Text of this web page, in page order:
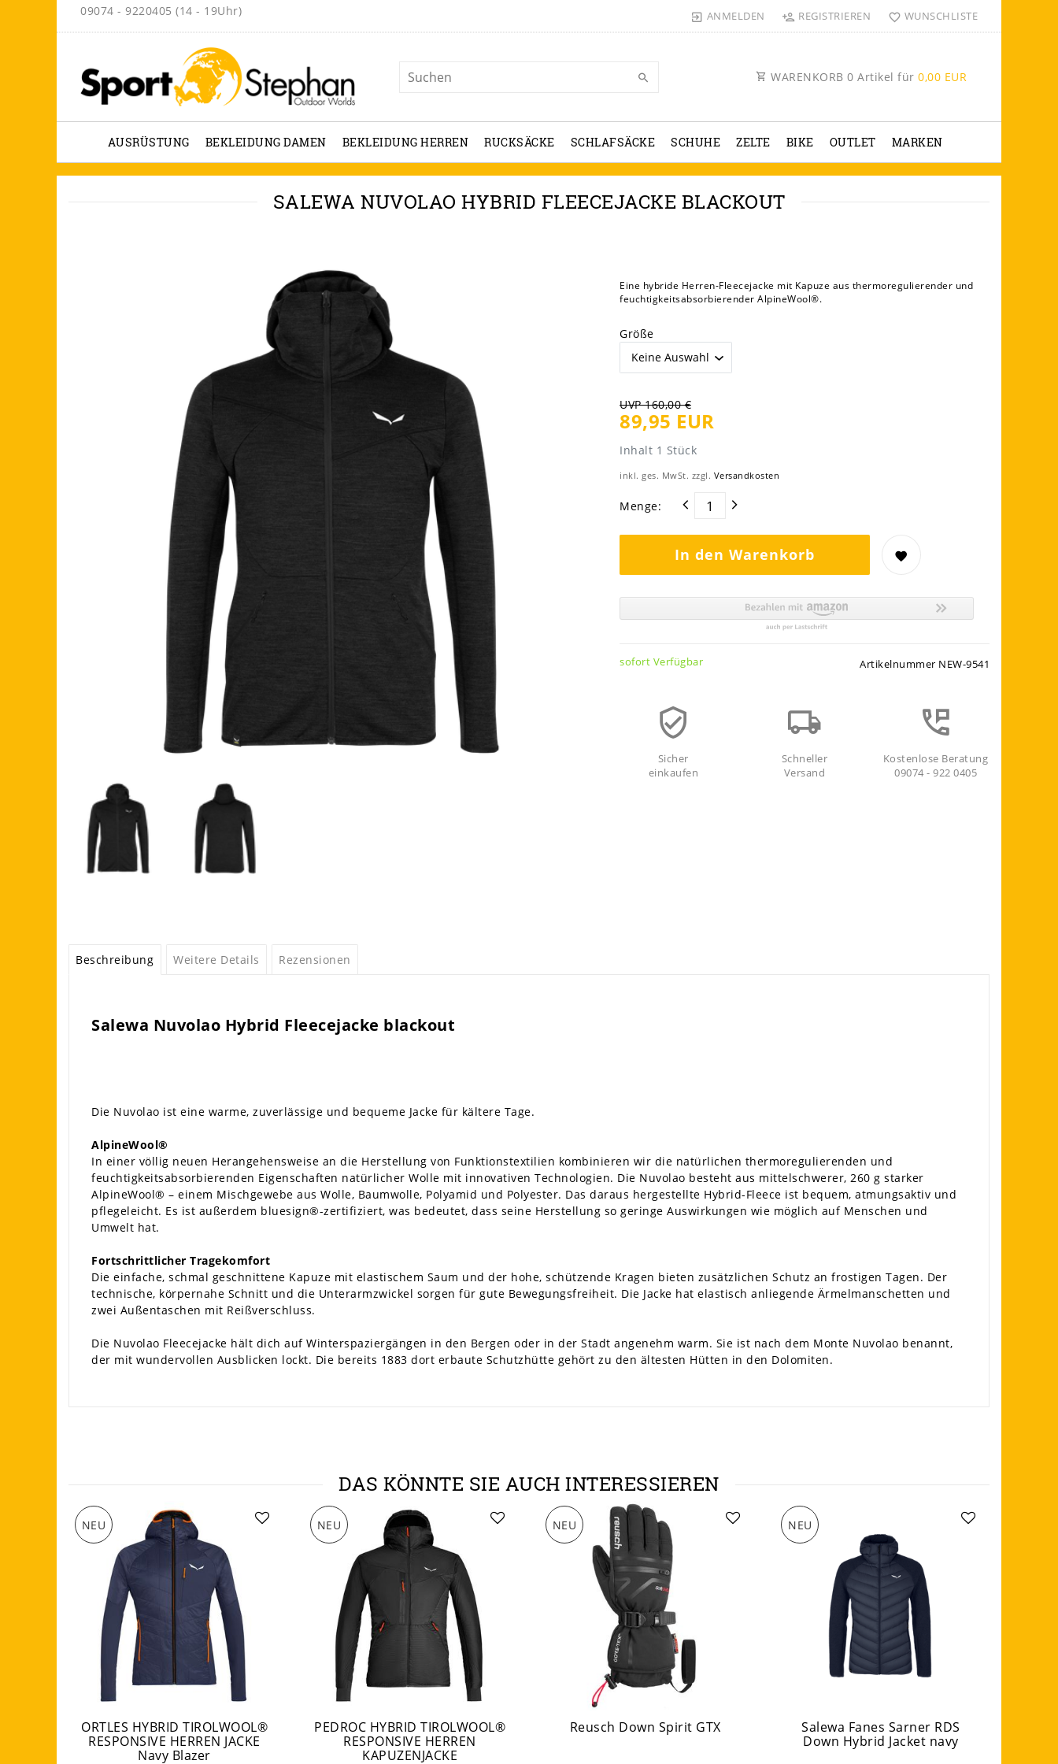
09074 - 9220405 (14 - 19Uhr) ANMELDEN REGISTRIEREN WUNSCHLISTE
WARENKORB 0 Artikel für 0,00 EUR
AUSRÜSTUNG BEKLEIDUNG DAMEN BEKLEIDUNG HERREN RUCKSÄCKE SCHLAFSÄCKE SCHUHE ZELTE BIKE OUTLET MARKEN
SALEWA NUVOLAO HYBRID FLEECEJACKE BLACKOUT
Eine hybride Herren-Fleecejacke mit Kapuze aus thermoregulierender und
feuchtigkeitsabsorbierender AlpineWool®.
Größe
UVP 160,00 €
89,95 EUR
Inhalt 1 Stück
inkl. ges. MwSt. zzgl. Versandkosten
Menge:
In den Warenkorb
sofort Verfügbar Artikelnummer NEW-9541
Sicher
einkaufen
Schneller
Versand
Kostenlose Beratung
09074 - 922 0405
Beschreibung Weitere Details Rezensionen
Salewa Nuvolao Hybrid Fleecejacke blackout
Die Nuvolao ist eine warme, zuverlässige und bequeme Jacke für kältere Tage.
AlpineWool®
In einer völlig neuen Herangehensweise an die Herstellung von Funktionstextilien kombinieren wir die natürlichen thermoregulierenden und
feuchtigkeitsabsorbierenden Eigenschaften natürlicher Wolle mit innovativen Technologien. Die Nuvolao besteht aus mittelschwerer, 260 g starker
AlpineWool® – einem Mischgewebe aus Wolle, Baumwolle, Polyamid und Polyester. Das daraus hergestellte Hybrid-Fleece ist bequem, atmungsaktiv und
pflegeleicht. Es ist außerdem bluesign®-zertifiziert, was bedeutet, dass seine Herstellung so geringe Auswirkungen wie möglich auf Menschen und
Umwelt hat.
Fortschrittlicher Tragekomfort
Die einfache, schmal geschnittene Kapuze mit elastischem Saum und der hohe, schützende Kragen bieten zusätzlichen Schutz an frostigen Tagen. Der
technische, körpernahe Schnitt und die Unterarmzwickel sorgen für gute Bewegungsfreiheit. Die Jacke hat elastisch anliegende Ärmelmanschetten und
zwei Außentaschen mit Reißverschluss.
Die Nuvolao Fleecejacke hält dich auf Winterspaziergängen in den Bergen oder in der Stadt angenehm warm. Sie ist nach dem Monte Nuvolao benannt,
der mit wundervollen Ausblicken lockt. Die bereits 1883 dort erbaute Schutzhütte gehört zu den ältesten Hütten in den Dolomiten.
DAS KÖNNTE SIE AUCH INTERESSIEREN
NEU
ORTLES HYBRID TIROLWOOL®
RESPONSIVE HERREN JACKE
Navy Blazer
NEU
PEDROC HYBRID TIROLWOOL®
RESPONSIVE HERREN
KAPUZENJACKE
NEU
Reusch Down Spirit GTX
NEU
Salewa Fanes Sarner RDS
Down Hybrid Jacket navy